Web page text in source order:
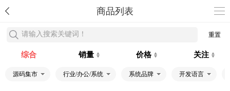
商品列表
请输入搜索关键词！ 重置
综合 销量 价格 关注
源码集市 行业/办公/系统 系统品牌 开发语言